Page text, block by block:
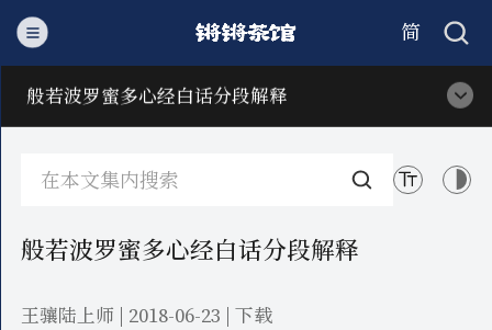
简
繁
般若波罗蜜多心经白话分段解释
般若波罗蜜多心经白话分段解释
王骧陆上师 | 2018-06-23 |下载